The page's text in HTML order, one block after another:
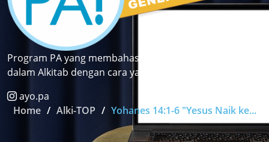
Program PA yang membahas pasal dan ayat terkenal
dalam Alkitab dengan cara yang fun dan kekinian.
ayo.pa
Home
Alki-TOP Yohanes 14:1-6 "Yesus Naik ke...